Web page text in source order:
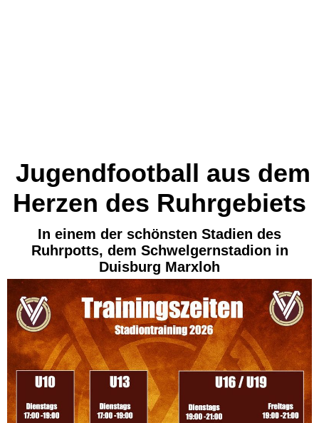
Jugendfootball aus dem
Herzen des Ruhrgebiets
In einem der schönsten Stadien des
Ruhrpotts, dem Schwelgernstadion in
Duisburg Marxloh